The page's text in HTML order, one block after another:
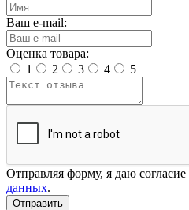
Ваш e-mail:
Оценка товара:
1
2 3 4 5
Отправляя форму, я даю согласие
данных.